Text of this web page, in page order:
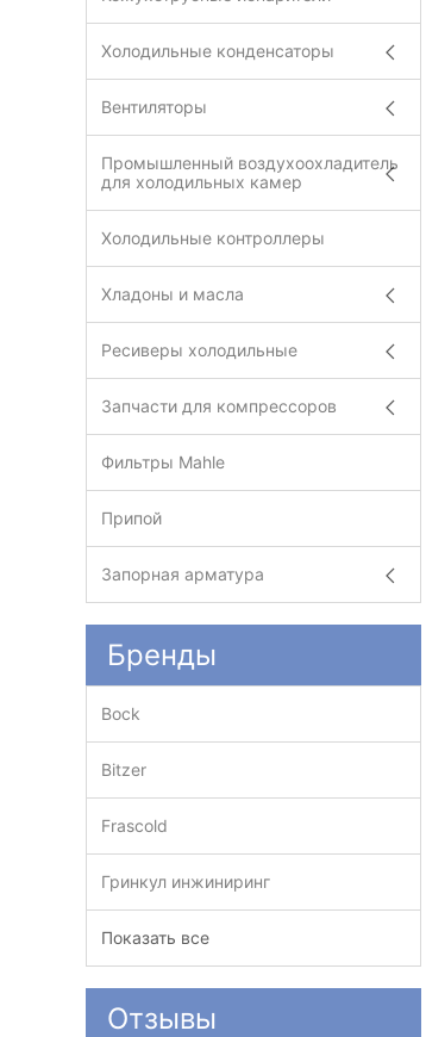
Холодильные конденсаторы
Вентиляторы
Промышленный воздухоохладитель
для холодильных камер
Холодильные контроллеры
Хладоны и масла
Ресиверы холодильные
Запчасти для компрессоров
Фильтры Mahle
Припой
Запорная арматура
Бренды
Bock
Bitzer
Frascold
Гринкул инжиниринг
Показать все
Отзывы